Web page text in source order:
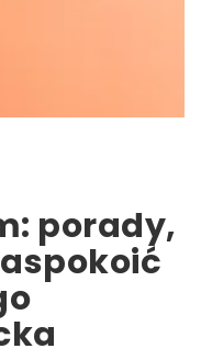
porady,